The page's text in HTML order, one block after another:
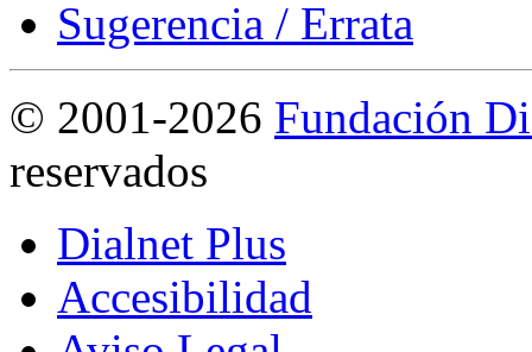
Sugerencia / Errata
© 2001-2026 Fundación
reservados
Dialnet Plus
Accesibilidad